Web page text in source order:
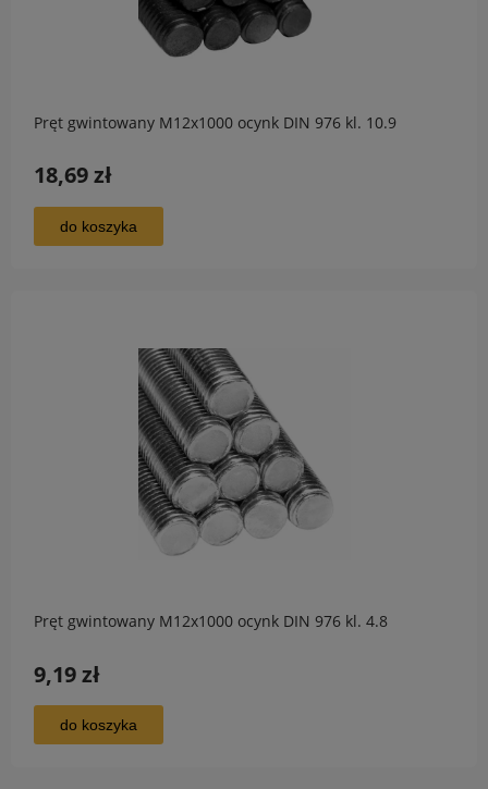
Pręt gwintowany M12x1000 ocynk DIN 976 kl. 10.9
18,69 zł
do koszyka
Pręt gwintowany M12x1000 ocynk DIN 976 kl. 4.8
9,19 zł
do koszyka